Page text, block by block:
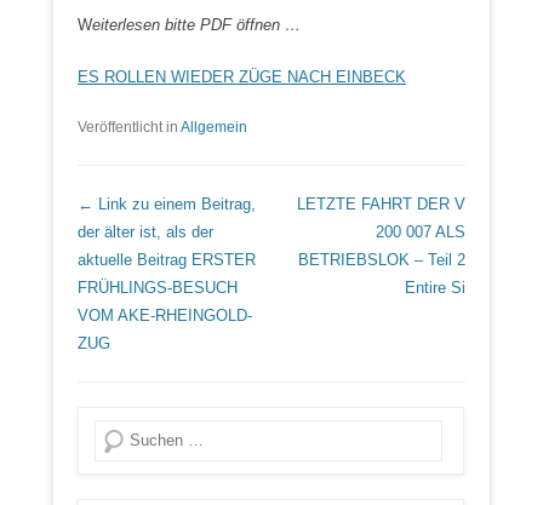
Weiterlesen bitte PDF öffnen …
ES ROLLEN WIEDER ZÜGE NACH EINBECK
Veröffentlicht in Allgemein
Beitrags Übersicht
← Link zu einem Beitrag,
der älter ist, als der
aktuelle Beitrag ERSTER
FRÜHLINGS-BESUCH
VOM AKE-RHEINGOLD-
ZUG
LETZTE FAHRT DER V
200 007 ALS
BETRIEBSLOK – Teil 2
Entire Si
Suche